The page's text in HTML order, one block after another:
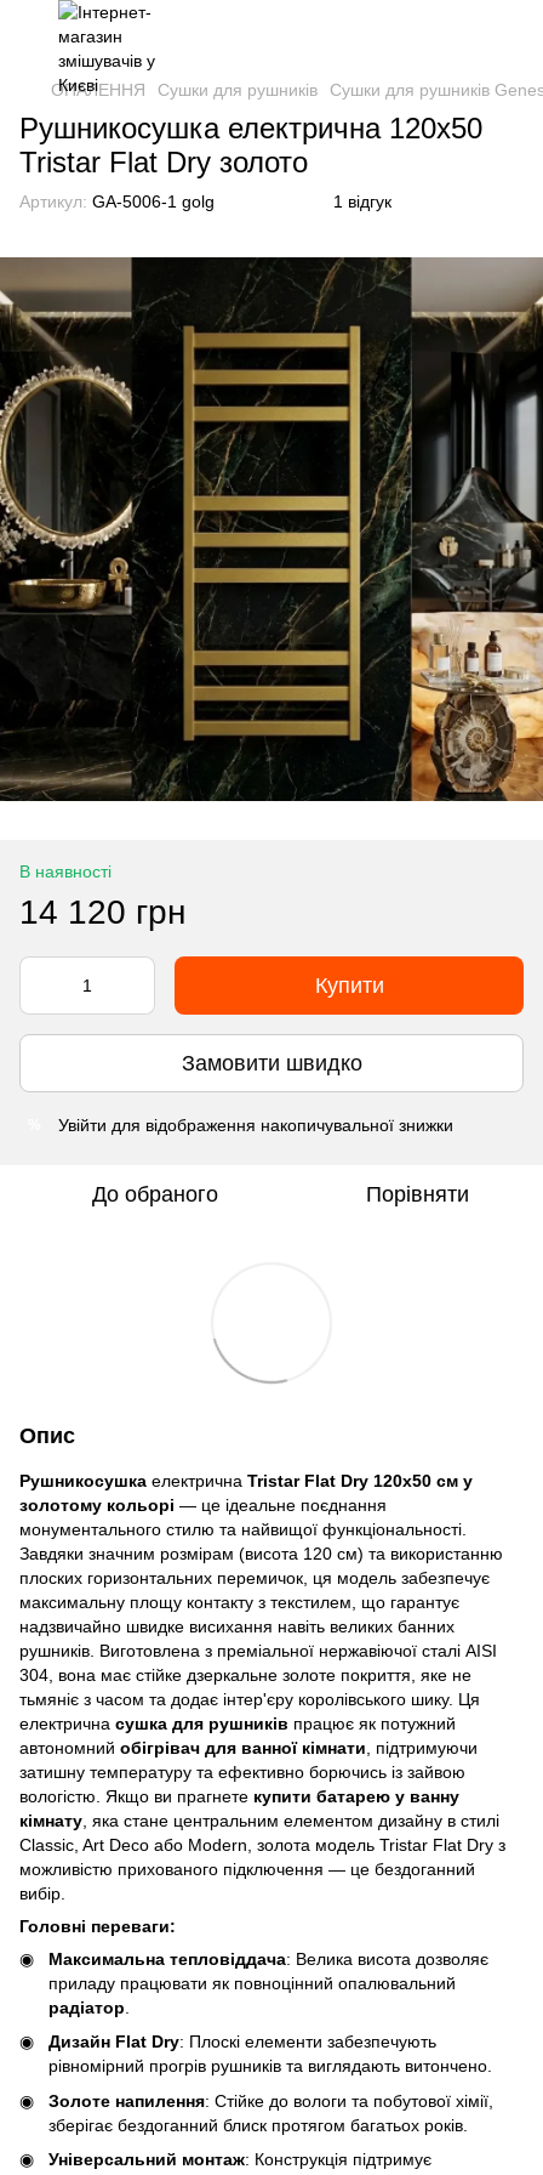
ОПАЛЕННЯ Сушки для рушників Сушки для рушників
Рушникосушка електрична 120х50
Tristar Flat Dry золото
Артикул: GA-5006-1 golg 1 відгук
В наявності
14 120 грн
Купити
Замовити швидко
Увійти для відображення накопичувальної знижки
До обраного Порівняти
Опис
Рушникосушка електрична Tristar Flat Dry 120х50 см у
золотому кольорі — це ідеальне поєднання
монументального стилю та найвищої функціональності.
Завдяки значним розмірам (висота 120 см) та використанню
плоских горизонтальних перемичок, ця модель забезпечує
максимальну площу контакту з текстилем, що гарантує
надзвичайно швидке висихання навіть великих банних
рушників. Виготовлена з преміальної нержавіючої сталі AISI
304, вона має стійке дзеркальне золоте покриття, яке не
тьмяніє з часом та додає інтер'єру королівського шику. Ця
електрична сушка для рушників працює як потужний
автономний обігрівач для ванної кімнати , підтримуючи
затишну температуру та ефективно борючись із зайвою
вологістю. Якщо ви прагнете купити батарею у ванну
кімнату , яка стане центральним елементом дизайну в стилі
Classic, Art Deco або Modern, золота модель Tristar Flat Dry з
можливістю прихованого підключення — це бездоганний
вибір.
Головні переваги:
Максимальна тепловіддача: Велика висота дозволяє
приладу працювати як повноцінний опалювальний
радіатор
Дизайн Flat Dry: Плоскі елементи забезпечують
рівномірний прогрів рушників та виглядають витончено.
Золоте напилення: Стійке до вологи та побутової хімії,
зберігає бездоганний блиск протягом багатьох років.
Універсальний монтаж: Конструкція підтримує